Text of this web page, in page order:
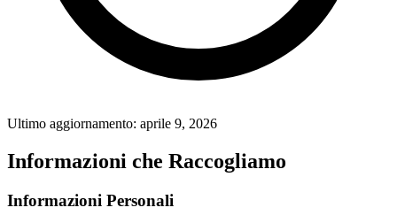
Ultimo aggiornamento: aprile 9, 2026
Informazioni che Raccogliamo
Informazioni Personali